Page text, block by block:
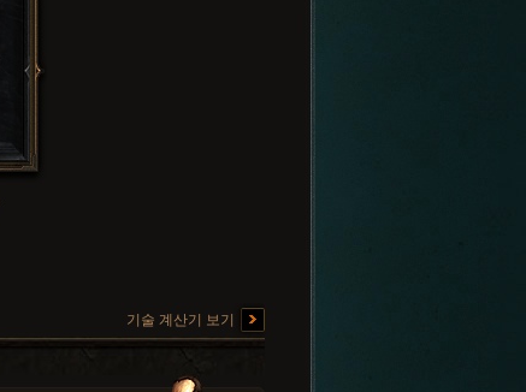
기술 계산기 보기